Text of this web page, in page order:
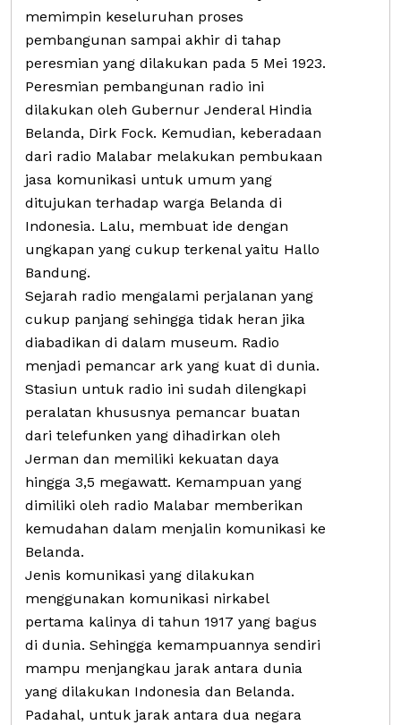
memimpin keseluruhan proses
pembangunan sampai akhir di tahap
peresmian yang dilakukan pada 5 Mei 1923.
Peresmian pembangunan radio ini
dilakukan oleh Gubernur Jenderal Hindia
Belanda, Dirk Fock. Kemudian, keberadaan
dari radio Malabar melakukan pembukaan
jasa komunikasi untuk umum yang
ditujukan terhadap warga Belanda di
Indonesia. Lalu, membuat ide dengan
ungkapan yang cukup terkenal yaitu Hallo
Bandung.
Sejarah radio mengalami perjalanan yang
cukup panjang sehingga tidak heran jika
diabadikan di dalam museum. Radio
menjadi pemancar ark yang kuat di dunia.
Stasiun untuk radio ini sudah dilengkapi
peralatan khususnya pemancar buatan
dari telefunken yang dihadirkan oleh
Jerman dan memiliki kekuatan daya
hingga 3,5 megawatt. Kemampuan yang
dimiliki oleh radio Malabar memberikan
kemudahan dalam menjalin komunikasi ke
Belanda.
Jenis komunikasi yang dilakukan
menggunakan komunikasi nirkabel
pertama kalinya di tahun 1917 yang bagus
di dunia. Sehingga kemampuannya sendiri
mampu menjangkau jarak antara dunia
yang dilakukan Indonesia dan Belanda.
Padahal, untuk jarak antara dua negara